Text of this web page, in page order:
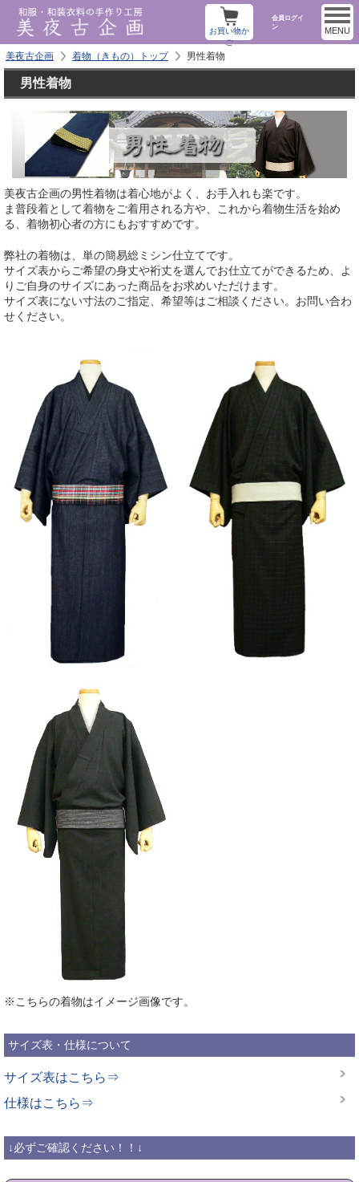
会員ログイ
ン
お買い物か
ご
MENU
美夜古企画 着物（きもの）トップ 男性着物
男性着物
美夜古企画の男性着物は着心地がよく、お手入れも楽です。
ま普段着として着物をご着用される方や、これから着物生活を始め
る、着物初心者の方にもおすすめです。
弊社の着物は、単の簡易総ミシン仕立てです。
サイズ表からご希望の身丈や裄丈を選んでお仕立てができるため、よ
りご自身のサイズにあった商品をお求めいただけます。
サイズ表にない寸法のご指定、希望等はご相談ください。お問い合わ
せください。
※こちらの着物はイメージ画像です。
サイズ表・仕様について
サイズ表はこちら⇒
仕様はこちら⇒
↓必ずご確認ください！！↓